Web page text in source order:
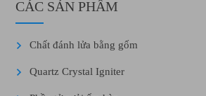
CÁC SẢN PHẨM
Chất đánh lửa bằng gốm
Quartz Crystal Igniter